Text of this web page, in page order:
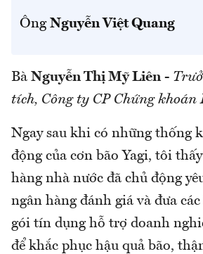
Ông Nguyễn Việt Quang
Bà Nguyễn Thị Mỹ Liên-
tích, Công ty CP Chứng khoán
Ngay sau khi có những thống
động của cơn bão Yagi, tôi
hàng nhà nước đã chủ động
ngân hàng đánh giá và đưa
gói tín dụng hỗ trợ doanh
để khắc phục hậu quả bão,